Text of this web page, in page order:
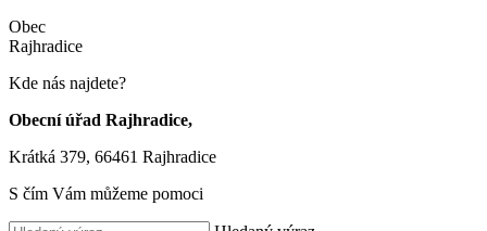
Obec
Rajhradice
Kde nás najdete?
Obecní úřad Rajhradice,
Krátká 379, 66461 Rajhradice
S čím Vám můžeme pomoci